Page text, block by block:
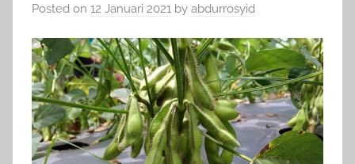
Posted on 12 Januari 2021 by abdurrosyid